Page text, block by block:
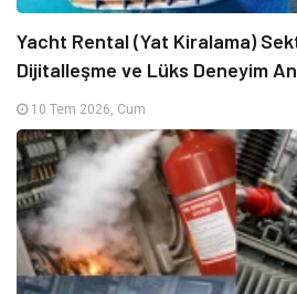
Yacht Rental (Yat Kiralama)
Dijitalleşme ve Lüks Deneyim
10 Tem 2026, Cum